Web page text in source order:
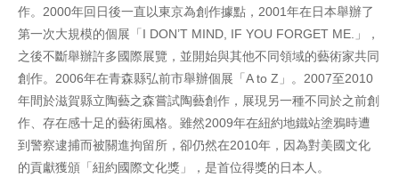
作。2000年回日後一直以東京為創作據點，2001年在日本舉辦了
第一次大規模的個展「I DON’T MIND, IF YOU FORGET ME.」，
之後不斷舉辦許多國際展覽，並開始與其他不同領域的藝術家共同
創作。2006年在青森縣弘前市舉辦個展「A to Z」。2007至2010
年間於滋賀縣立陶藝之森嘗試陶藝創作，展現另一種不同於之前創
作、存在感十足的藝術風格。雖然2009年在紐約地鐵站塗鴉時遭
到警察逮捕而被關進拘留所，卻仍然在2010年，因為對美國文化
的貢獻獲頒「紐約國際文化獎」，是首位得獎的日本人。